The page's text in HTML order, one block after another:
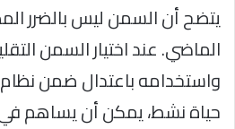
يتضح أن السمن ليس بالضرر
الماضي. عند اختيار السمن
واستخدامه باعتدال ضمن
حياة نشط، يمكن أن يساهم